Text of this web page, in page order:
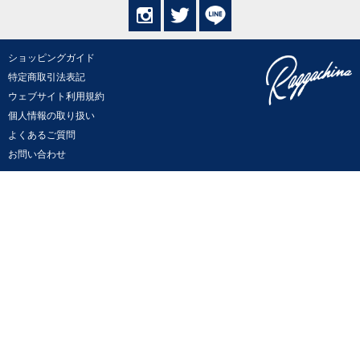
ショッピングガイド
特定商取引法表記
ウェブサイト利用規約
個人情報の取り扱い
よくあるご質問
お問い合わせ